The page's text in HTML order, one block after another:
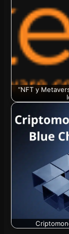
“NFT y